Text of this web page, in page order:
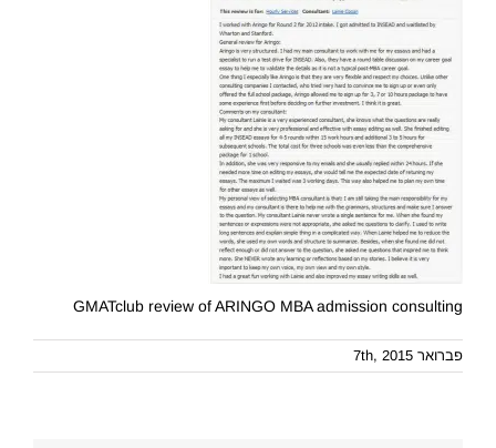
GMATclub review of ARINGO MBA admission consulting
פברואר 7th, 2015